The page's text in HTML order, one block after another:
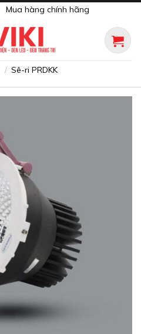
Mua hàng chính hãng
/ Sê-ri PRDKK